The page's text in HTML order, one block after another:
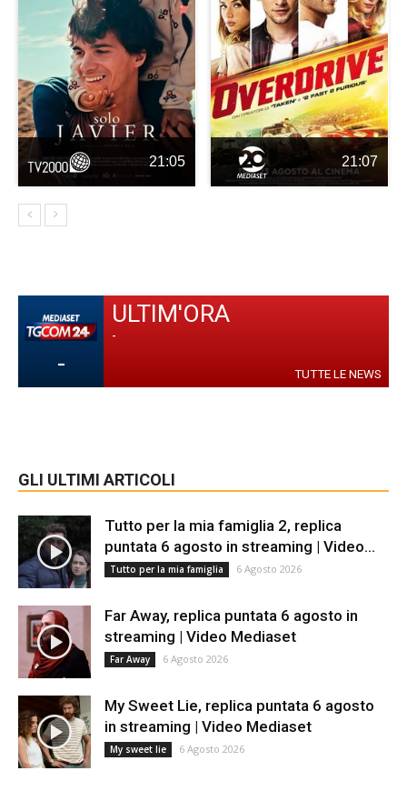
21:05 21:07
-
ULTIM'ORA
-
TUTTE LE NEWS
GLI ULTIMI ARTICOLI
Tutto per la mia famiglia 2, replica
puntata 6 agosto in streaming | Video...
Tutto per la mia famiglia 6 Agosto 2026
Far Away, replica puntata 6 agosto in
streaming | Video Mediaset
Far Away 6 Agosto 2026
My Sweet Lie, replica puntata 6 agosto
in streaming | Video Mediaset
My sweet lie 6 Agosto 2026